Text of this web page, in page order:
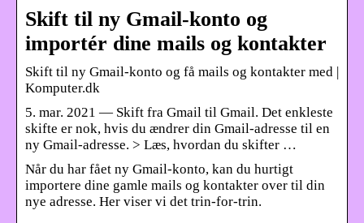
Skift til ny Gmail-konto og
importér dine mails og kontakter
Skift til ny Gmail-konto og få mails og kontakter med |
Komputer.dk
5. mar. 2021 — Skift fra Gmail til Gmail. Det enkleste
skifte er nok, hvis du ændrer din Gmail-adresse til en
ny Gmail-adresse. > Læs, hvordan du skifter …
Når du har fået ny Gmail-konto, kan du hurtigt
importere dine gamle mails og kontakter over til din
nye adresse. Her viser vi det trin-for-trin.